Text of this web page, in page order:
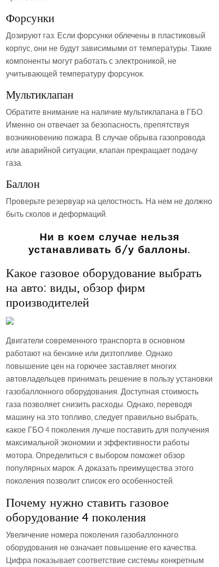
Форсунки
Дозируют газ. Если форсунки облечены в пластиковый
корпус, они не будут зависимыми от температуры. Такие
компоненты могут работать с электроникой, не
учитывающей температуру форсунок.
Мультиклапан
Обратите внимание на наличие мультиклапана в ГБО.
Именно он отвечает за безопасность, препятствуя
возникновению пожара. В случае обрыва газопровода
или аварийной ситуации, клапан прекращает подачу
газа.
Баллон
Проверьте резервуар на целостность. На нем не должно
быть сколов и деформаций.
Ни в коем случае нельзя
устанавливать б/у баллоны.
Какое газовое оборудование выбрать
на авто: виды, обзор фирм
производителей
Двигатели современного транспорта в основном
работают на бензине или дизтопливе. Однако
повышение цен на горючее заставляет многих
автовладельцев принимать решение в пользу установки
газобаллонного оборудования. Доступная стоимость
газа позволяет снизить расходы. Однако, переводя
машину на это топливо, следует правильно выбрать,
какое ГБО 4 поколения лучше поставить для получения
максимальной экономии и эффективности работы
мотора. Определиться с выбором поможет обзор
популярных марок. А доказать преимущества этого
поколения позволит список его особенностей.
Почему нужно ставить газовое
оборудование 4 поколения
Увеличение номера поколения газобаллонного
оборудования не означает повышение его качества.
Цифра показывает соответствие системы конкретным